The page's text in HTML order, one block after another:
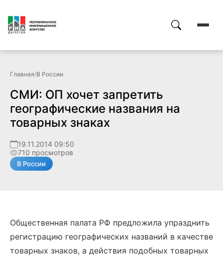
Главная/В России
СМИ: ОП хочет запретить
географические названия на
товарных знаках
19.11.2014 09:50
710 просмотров
В России
Общественная палата РФ предложила упразднить
регистрацию географических названий в качестве
товарных знаков, а действия подобных товарных